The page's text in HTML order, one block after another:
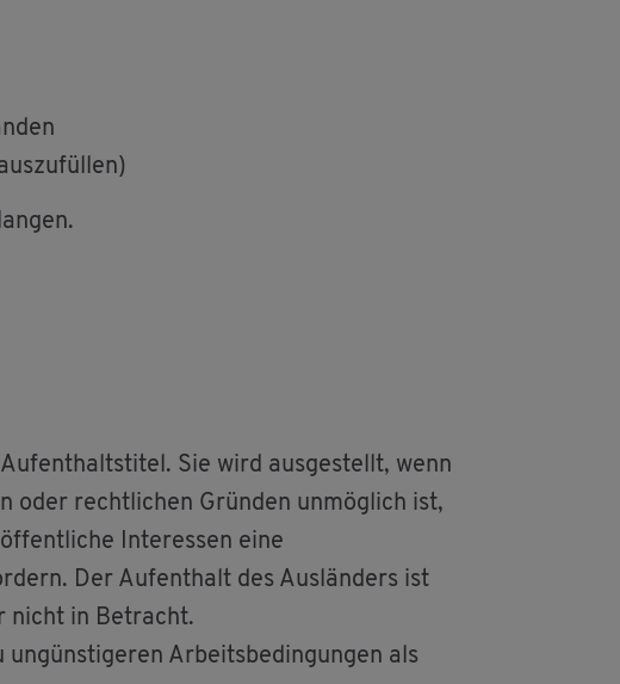
Sie wird aus­ge­stellt, wenn
oder recht­li­chen Grün­den un­mög­lich ist,
In­ter­es­sen eine
Der Auf­ent­halt des Aus­län­ders ist
nicht in Be­tracht.
Ar­beits­be­din­gun­gen als